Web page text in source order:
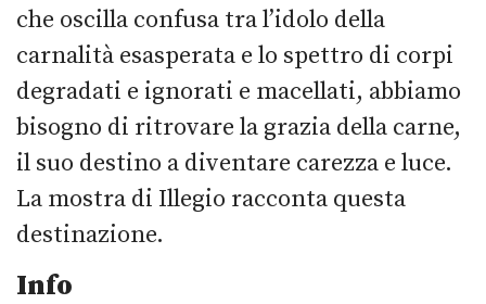
che oscilla confusa tra l’idolo della
carnalità esasperata e lo spettro di corpi
degradati e ignorati e macellati, abbiamo
bisogno di ritrovare la grazia della carne,
il suo destino a diventare carezza e luce.
La mostra di Illegio racconta questa
destinazione.
Info